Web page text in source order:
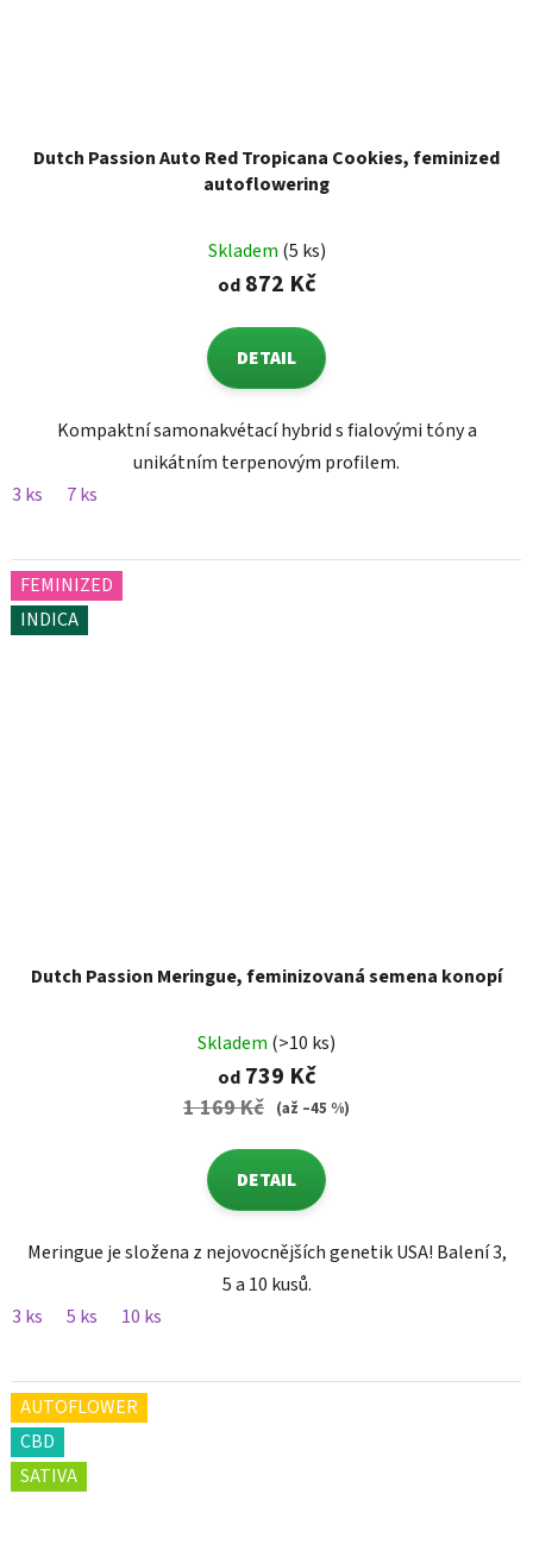
Dutch Passion Auto Red Tropicana Cookies, feminized
autoflowering
Skladem (5 ks)
od872 Kč
DETAIL
Kompaktní samonakvétací hybrid s fialovými tóny a
unikátním terpenovým profilem.
3 ks
7 ks
FEMINIZED
INDICA
Dutch Passion Meringue, feminizovaná semena konopí
Skladem (>10 ks)
od739 Kč
1 169 Kč (až –45 %)
DETAIL
Meringue je složena z nejovocnějších genetik USA! Balení 3,
5 a 10 kusů.
3 ks
5 ks 10 ks
AUTOFLOWER
CBD
SATIVA